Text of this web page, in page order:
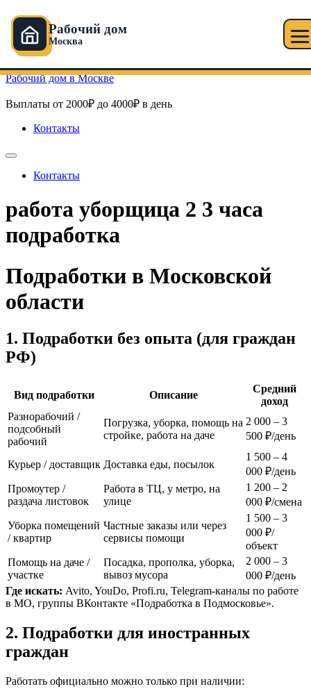
Рабочий дом
Москва
Перейти к содержимому
Рабочий дом в Москве
Выплаты от 2000₽ до 4000₽ в день
Контакты
Контакты
работа уборщица 2 3 часа
подработка
Подработки в Московской
области
1. Подработки без опыта (для граждан
РФ)
Вид подработки Описание
Средний
доход
Разнорабочий /
подсобный
рабочий
Погрузка, уборка, помощь на
стройке, работа на даче
2 000 – 3
500 ₽/день
Курьер / доставщик Доставка еды, посылок
1 500 – 4
000 ₽/день
Промоутер /
раздача листовок
Работа в ТЦ, у метро, на
улице
1 200 – 2
000 ₽/смена
Уборка помещений
/ квартир
Частные заказы или через
сервисы помощи
1 500 – 3
000 ₽/
объект
Помощь на даче /
участке
Посадка, прополка, уборка,
вывоз мусора
2 000 – 3
000 ₽/день
Где искать: Avito, YouDo, Profi.ru, Telegram-каналы по работе
в МО, группы ВКонтакте «Подработка в Подмосковье».
2. Подработки для иностранных
граждан
Работать официально можно только при наличии: